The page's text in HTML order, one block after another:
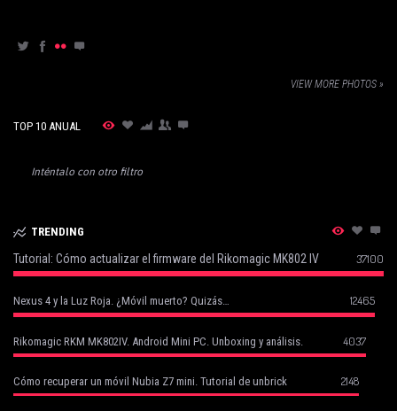
VIEW MORE PHOTOS »
TOP 10 ANUAL
Inténtalo con otro filtro
TRENDING
Tutorial: Cómo actualizar el firmware del Rikomagic MK802 IV 37100
Nexus 4 y la Luz Roja. ¿Móvil muerto? Quizás… 12465
Rikomagic RKM MK802IV. Android Mini PC. Unboxing y análisis. 4037
Cómo recuperar un móvil Nubia Z7 mini. Tutorial de unbrick 2148